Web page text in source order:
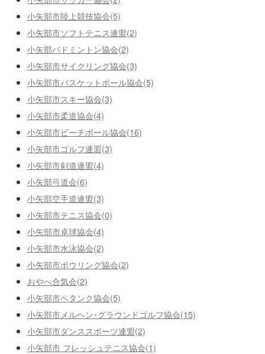
小矢部市陸上競技協会(5)
小矢部市ソフトテニス連盟(2)
小矢部バドミントン協会(2)
小矢部市サイクリング協会(3)
小矢部市バスケットボール協会(5)
小矢部市スキー協会(3)
小矢部市柔道協会(4)
小矢部市ビーチボール協会(16)
小矢部市ゴルフ連盟(3)
小矢部市剣道連盟(4)
小矢部弓道会(6)
小矢部空手道連盟(3)
小矢部市テニス協会(0)
小矢部市卓球協会(4)
小矢部市水泳協会(2)
小矢部市ボウリング協会(2)
おやべ合気会(2)
小矢部市ペタンク協会(5)
小矢部市メルヘン･グラウンドゴルフ協会(15)
小矢部市ダンススポーツ連盟(2)
小矢部市 フレッシュテニス協会(1)